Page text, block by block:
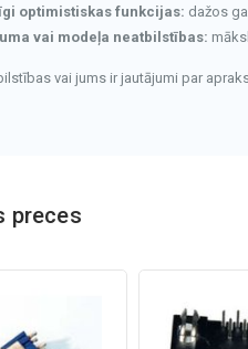
optimistiskas funkcijas: dažos
vai modeļa neatbilstības:
vai jums ir jautājumi par
preces